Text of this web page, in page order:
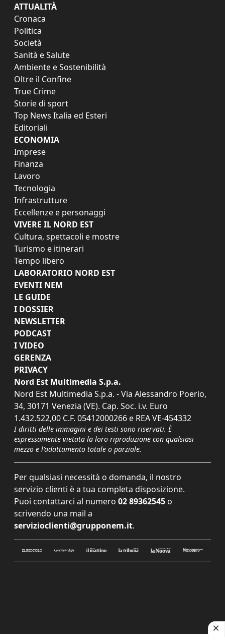
ATTUALITÀ
Cronaca
Politica
Società
Sanità e Salute
Ambiente e Sostenibilità
Oltre il Confine
True Crime
Storie di sport
Top News Italia ed Esteri
Editoriali
ECONOMIA
Imprese
Finanza
Lavoro
Tecnologia
Infrastrutture
Eccellenze e personaggi
VIVERE IL NORD EST
Cultura, spettacoli e mostre
Turismo e itinerari
Tempo libero
LABORATORIO NORD EST
EVENTI NEM
LE GUIDE
I DOSSIER
NEWSLETTER
PODCAST
I VIDEO
GERENZA
PRIVACY
Nord Est Multimedia S.p.a.
Nord Est Multimedia S.p.a. - Via Alessandro Poerio,
34, 30171 Venezia (VE). Cap. Soc. i.v. Euro
1.432.522,00 C.F. 05412000266 e REA VE-454332
I diritti delle immagini e dei testi sono riservati. È
espressamente vietata la loro riproduzione con qualsiasi
mezzo e l'adattamento totale o parziale.
Per qualsiasi necessità o domanda, il nostro
servizio clienti è a tua completa disposizione.
Puoi contattarci al numero 02 89362545 o
scrivendo una mail a
servizioclienti@grupponem.it.